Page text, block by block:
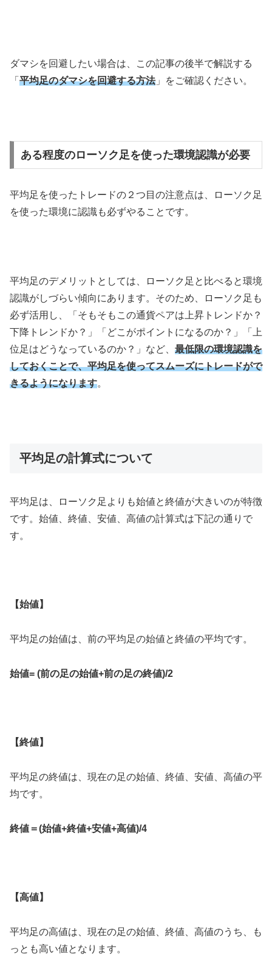
ダマシを回避したい場合は、この記事の後半で解説する
「 平均足のダマシを回避する方法」をご確認ください。
ある程度のローソク足を使った環境認識が必要
平均足を使ったトレードの２つ目の注意点は、ローソク足
を使った環境に認識も必ずやることです。
平均足のデメリットとしては、ローソク足と比べると環境
認識がしづらい傾向にあります。そのため、ローソク足も
必ず活用し、「そもそもこの通貨ペアは上昇トレンドか？
下降トレンドか？」「どこがポイントになるのか？」「上
位足はどうなっているのか？」など、 最低限の環境認識を
しておくことで、平均足を使ってスムーズにトレードがで
きるようになります。
平均足の計算式について
平均足は、ローソク足よりも始値と終値が大きいのが特徴
です。始値、終値、安値、高値の計算式は下記の通りで
す。
【始値】
平均足の始値は、前の平均足の始値と終値の平均です。
始値= (前の足の始値+前の足の終値)/2
【終値】
​平均足の終値は、現在の足の始値、終値、安値、高値の平
均です。
終値＝(始値+終値+安値+高値)/4
【高値】
平均足の高値は、現在の足の始値、終値、高値のうち、も
っとも高い値となります。